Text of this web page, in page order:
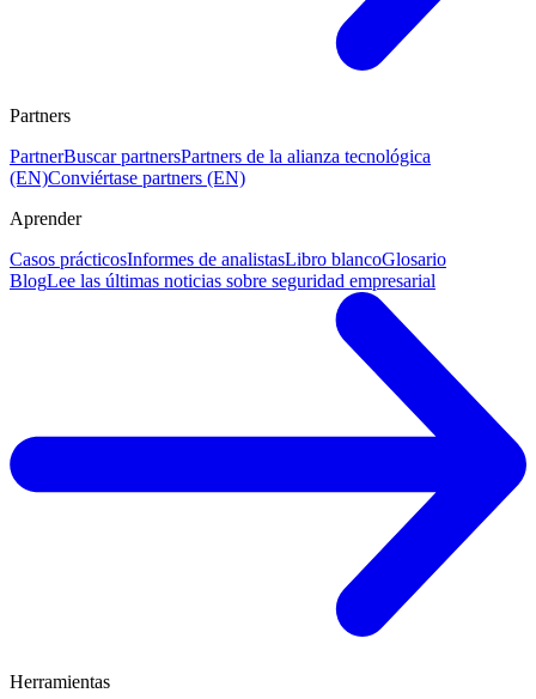
Partners
PartnerBuscar partnersPartners de la alianza tecnológica
(EN)Conviértase partners (EN)
Aprender
Casos prácticosInformes de analistasLibro blancoGlosario
BlogLee las últimas noticias sobre seguridad empresarial
Herramientas